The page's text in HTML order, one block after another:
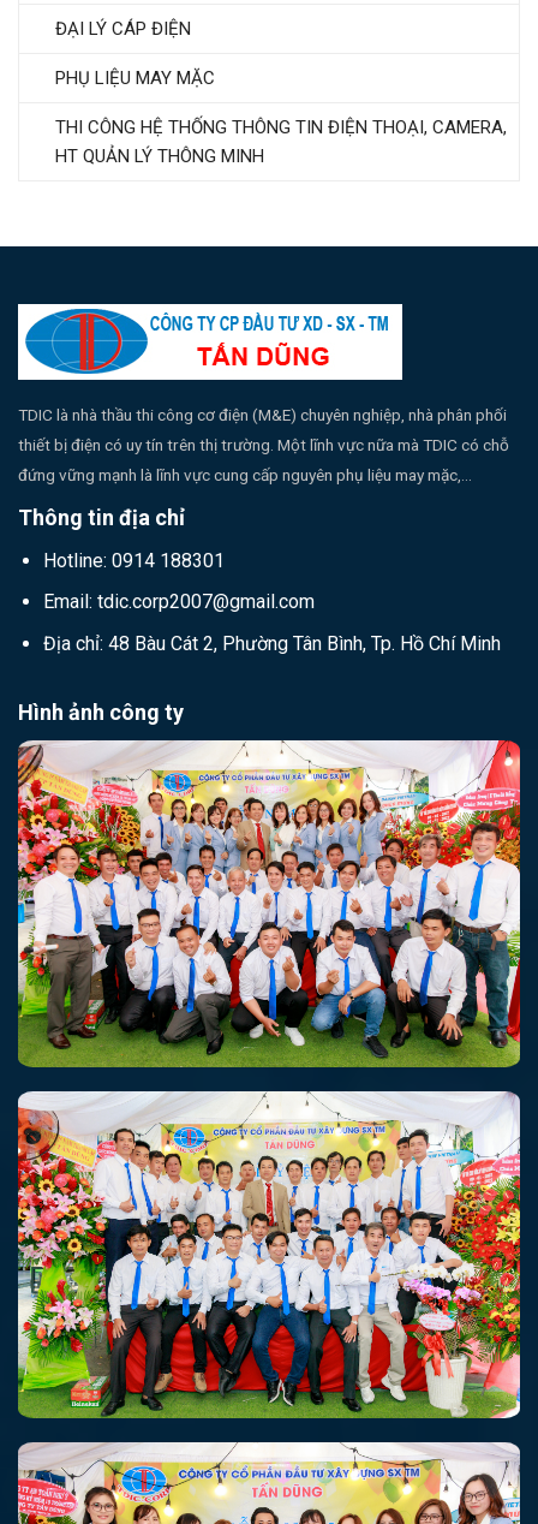
ĐẠI LÝ CÁP ĐIỆN
PHỤ LIỆU MAY MẶC
THI CÔNG HỆ THỐNG THÔNG TIN ĐIỆN THOẠI, CAMERA,
HT QUẢN LÝ THÔNG MINH
TDIC là nhà thầu thi công cơ điện (M&E) chuyên nghiệp, nhà phân phối
thiết bị điện có uy tín trên thị trường. Một lĩnh vực nữa mà TDIC có chỗ
đứng vững mạnh là lĩnh vực cung cấp nguyên phụ liệu may mặc,...
Thông tin địa chỉ
Hotline: 0914 188301
Email: tdic.corp2007@gmail.com
Địa chỉ: 48 Bàu Cát 2, Phường Tân Bình, Tp. Hồ Chí Minh
Hình ảnh công ty